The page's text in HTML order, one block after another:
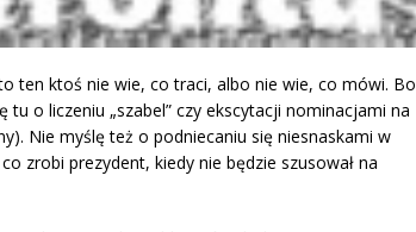
ten ktoś nie wie, co traci, albo nie wie, co mówi. Bo
o liczeniu „szabel” czy ekscytacji nominacjami na
Nie myślę też o podniecaniu się niesnaskami w
zrobi prezydent, kiedy nie będzie szusował na